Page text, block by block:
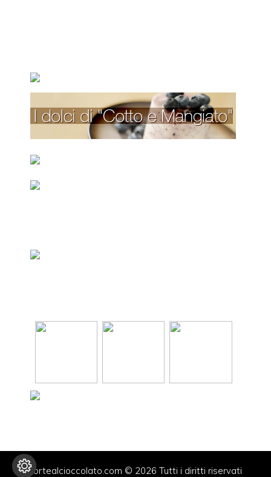
tortealcioccolato.com © 2026 Tutti i diritti riservati